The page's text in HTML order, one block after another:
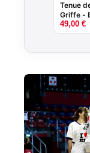
Tenue
Griffe -
49,00 €